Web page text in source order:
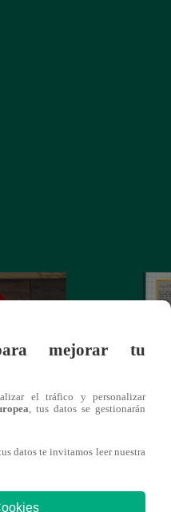
viral
mejorar tu
el tráfico y personalizar
, tus datos se gestionarán
datos te invitamos leer nuestra